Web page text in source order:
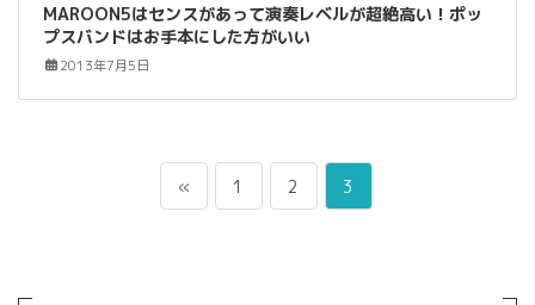
MAROON5はセンスがあって演奏レベルが超絶高い！ポッ
プスバンドはお手本にした方がいい
2013年7月5日
« ペ
1 ペ
2 ペ
3